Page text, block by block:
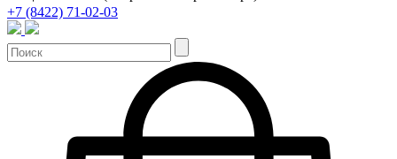
+7 (8422) 71-02-03